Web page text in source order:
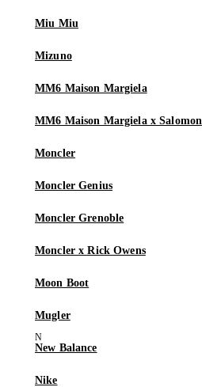
Miu Miu
Mizuno
MM6 Maison Margiela
MM6 Maison Margiela x Salomon
Moncler
Moncler Genius
Moncler Grenoble
Moncler x Rick Owens
Moon Boot
Mugler
New Balance
Nike